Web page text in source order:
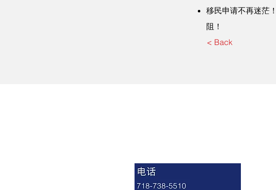
移民申请不再迷茫
阻！
< Back